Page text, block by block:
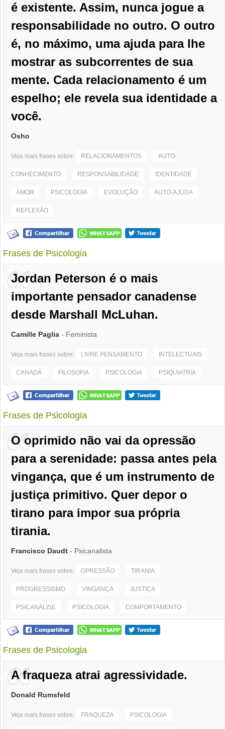
é existente. Assim, nunca jogue a
responsabilidade no outro. O outro
é, no máximo, uma ajuda para lhe
mostrar as subcorrentes de sua
mente. Cada relacionamento é um
espelho; ele revela sua identidade a
você.
Osho
Veja mais frases sobre: RELACIONAMENTOS AUTO-
CONHECIMENTO RESPONSABILIDADE IDENTIDADE
AMOR PSICOLOGIA EVOLUÇÃO AUTO-AJUDA
REFLEXÃO
Frases de Psicologia
Jordan Peterson é o mais
importante pensador canadense
desde Marshall McLuhan.
Camille Paglia - Feminista
Veja mais frases sobre: LIVRE PENSAMENTO INTELECTUAIS
CANADÁ FILOSOFIA PSICOLOGIA PSIQUIATRIA
Frases de Psicologia
O oprimido não vai da opressão
para a serenidade: passa antes pela
vingança, que é um instrumento de
justiça primitivo. Quer depor o
tirano para impor sua própria
tirania.
Francisco Daudt - Psicanalista
Veja mais frases sobre: OPRESSÃO TIRANIA
PROGRESSISMO VINGANÇA JUSTIÇA
PSICANÁLISE PSICOLOGIA COMPORTAMENTO
Frases de Psicologia
A fraqueza atrai agressividade.
Donald Rumsfeld
Veja mais frases sobre: FRAQUEZA PSICOLOGIA